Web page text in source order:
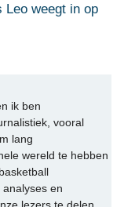
Leo weegt in op
ik ben
vooral
lang
wereld te hebben
en
lezers te delen.